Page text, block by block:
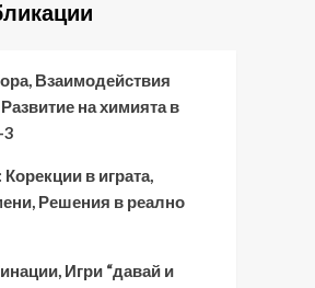
Взаимодействия
на химията в
3
в играта,
Решения в реално
Игри “давай и